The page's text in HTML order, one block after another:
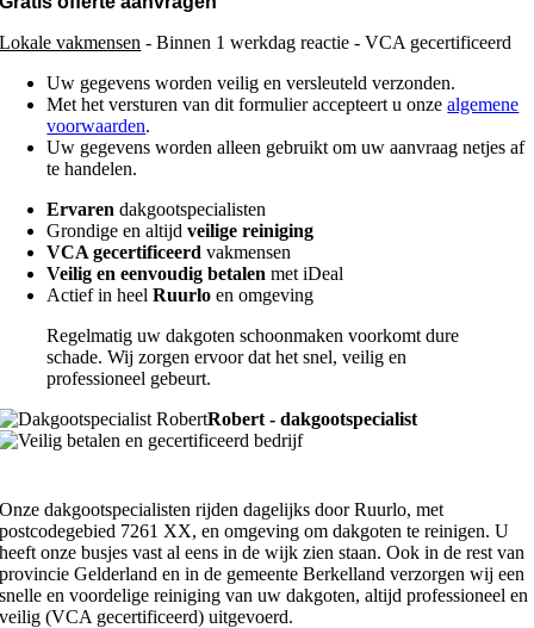
Lokale vakmensen - Binnen 1 werkdag reactie - VCA gecertificeerd
Uw gegevens worden veilig en versleuteld verzonden.
Met het versturen van dit formulier accepteert u onzealgemene
voorwaarden.
Uw gegevens worden alleen gebruikt om uw aanvraag netjes af
te handelen.
Ervaren dakgootspecialisten
Grondige en altijdveilige reiniging
VCA gecertificeerdvakmensen
Veilig en eenvoudig betalen met iDeal
Actief in heelRuurlo en omgeving
Regelmatig uw dakgoten schoonmaken voorkomt dure
schade. Wij zorgen ervoor dat het snel, veilig en
professioneel gebeurt.
Robert - dakgootspecialist
Onze dakgootspecialisten rijden dagelijks door Ruurlo, met
postcodegebied 7261 XX, en omgeving om dakgoten te reinigen. U
heeft onze busjes vast al eens in de wijk zien staan. Ook in de rest van
provincie Gelderland en in de gemeente Berkelland verzorgen wij een
snelle en voordelige reiniging van uw dakgoten, altijd professioneel en
veilig (VCA gecertificeerd) uitgevoerd.